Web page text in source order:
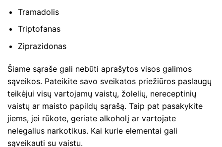
Tramadolis
Triptofanas
Ziprazidonas
Šiame sąraše gali nebūti aprašytos visos galimos
sąveikos. Pateikite savo sveikatos priežiūros paslaugų
teikėjui visų vartojamų vaistų, žolelių, nereceptinių
vaistų ar maisto papildų sąrašą. Taip pat pasakykite
jiems, jei rūkote, geriate alkoholį ar vartojate
nelegalius narkotikus. Kai kurie elementai gali
sąveikauti su vaistu.